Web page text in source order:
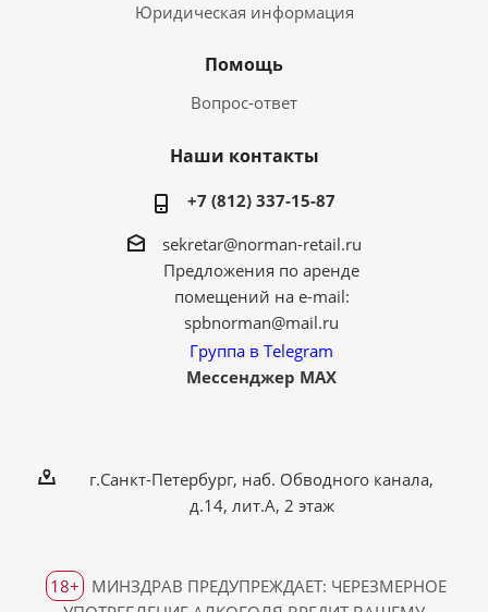
Юридическая информация
Помощь
Вопрос-ответ
Наши контакты
+7 (812) 337-15-87
sekretar@norman-retail.ru
Предложения по аренде
помещений на e-mail:
spbnorman@mail.ru
Группа в Telegram
Мессенджер MAX
г.Санкт-Петербург, наб. Обводного канала,
д.14, лит.А, 2 этаж
18+
МИНЗДРАВ ПРЕДУПРЕЖДАЕТ: ЧЕРЕЗМЕРНОЕ